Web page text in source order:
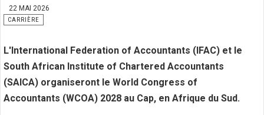
22 MAI 2026
CARRIÈRE
L'International Federation of Accountants (IFAC) et le
South African Institute of Chartered Accountants
(SAICA) organiseront le World Congress of
Accountants (WCOA) 2028 au Cap, en Afrique du Sud.